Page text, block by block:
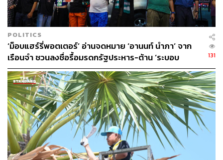
90
ABOUT THE AUTHOR
THE STANDARD TEAM
กองบรรณาธิการ THE STANDARD
POLITICS
‘ม็อบแฮร์รี่พอตเตอร์’ อ่านจดหมาย ‘อานนท์ นำภา’ จาก
เรือนจำ ชวนลงชื่อรื้อมรดกรัฐประหาร-ต้าน ‘ระบอบ
สีน้ำเงิน’
131